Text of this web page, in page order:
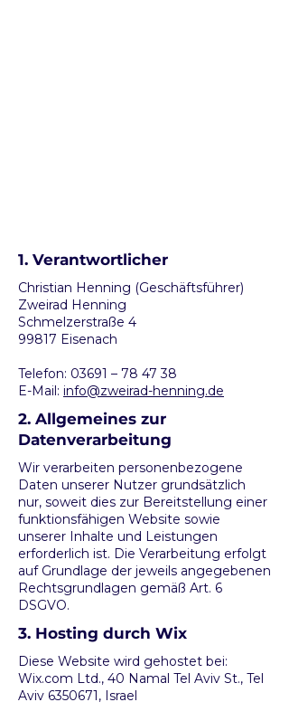
1. Verantwortlicher
Christian Henning (Geschäftsführer)
Zweirad Henning
Schmelzerstraße 4
99817 Eisenach
Telefon: 03691 – 78 47 38
E-Mail: info@zweirad-henning.de
2. Allgemeines zur
Datenverarbeitung
Wir verarbeiten personenbezogene
Daten unserer Nutzer grundsätzlich
nur, soweit dies zur Bereitstellung einer
funktionsfähigen Website sowie
unserer Inhalte und Leistungen
erforderlich ist. Die Verarbeitung erfolgt
auf Grundlage der jeweils angegebenen
Rechtsgrundlagen gemäß Art. 6
DSGVO.
3. Hosting durch Wix
Diese Website wird gehostet bei:
Wix.com Ltd., 40 Namal Tel Aviv St., Tel
Aviv 6350671, Israel